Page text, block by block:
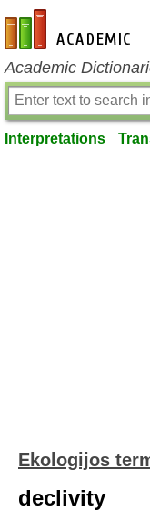
en-academic.com
Academic
Interpretations
Ekologijos
declivity